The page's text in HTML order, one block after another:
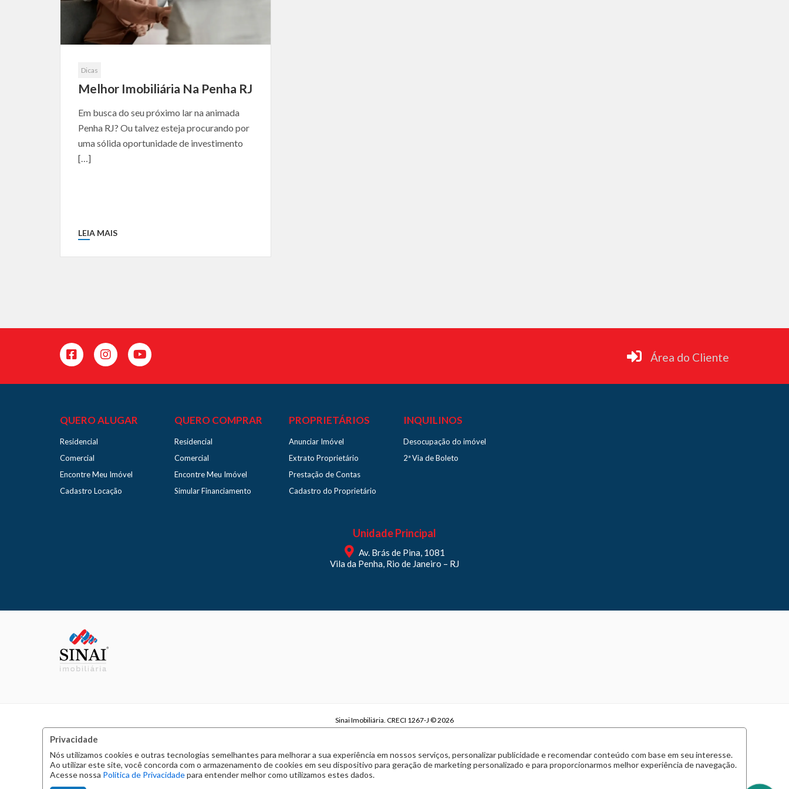
Privacidade
Nós utilizamos cookies e outras tecnologias semelhantes para melhorar a sua experiência em nossos serviços, personalizar publicidade e recomendar conteúdo com base em seu interesse.
Ao utilizar este site, você concorda com o armazenamento de cookies em seu dispositivo para geração de marketing personalizado e para proporcionarmos melhor experiência de navegação.
Acesse nossa Política de Privacidadepara entender melhor como utilizamos estes dados.
Dicas
Melhor Imobiliária Na Penha RJ
Em busca do seu próximo lar na animada
Penha RJ? Ou talvez esteja procurando por
uma sólida oportunidade de investimento
[…]
LEIA MAIS
Área do Cliente
QUERO ALUGAR
Residencial
Comercial
Encontre Meu Imóvel
Cadastro Locação
QUERO COMPRAR
Residencial
Comercial
Encontre Meu Imóvel
Simular Financiamento
PROPRIETÁRIOS
Anunciar Imóvel
Extrato Proprietário
Prestação de Contas
Cadastro do Proprietário
INQUILINOS
Desocupação do imóvel
2ª Via de Boleto
Unidade Principal
Av. Brás de Pina, 1081
Vila da Penha, Rio de Janeiro – RJ
Sinai Imobiliária. CRECI 1267-J © 2026
Feito com
pelo time daRocketImob | Site para Imobiliária